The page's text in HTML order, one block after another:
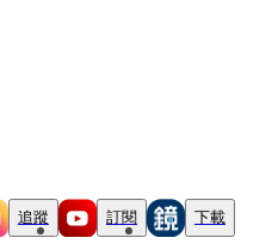
追蹤 訂閱 下載